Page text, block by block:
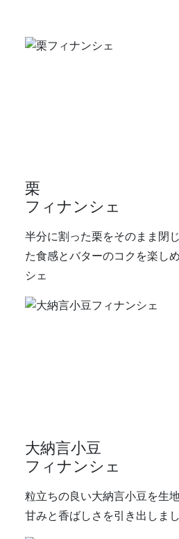
栗
フィナンシェ
半分に割った栗をそのまま閉
た食感とバターのコクを楽し
シェ
大納言小豆
フィナンシェ
粒立ちの良い大納言小豆を生
甘みと香ばしさを引き出しまし